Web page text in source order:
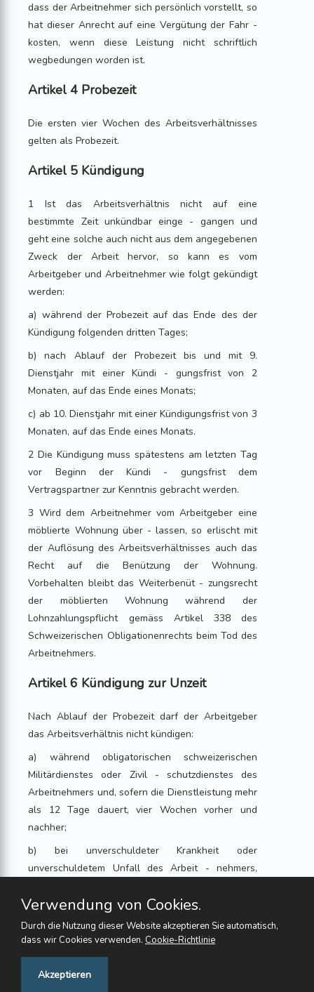
dass der Arbeitnehmer sich persönlich vorstellt, so
hat dieser Anrecht auf eine Vergütung der Fahr -
kosten, wenn diese Leistung nicht schriftlich
wegbedungen worden ist.
Artikel 4 Probezeit
Die ersten vier Wochen des Arbeitsverhältnisses
gelten als Probezeit.
Artikel 5 Kündigung
1 Ist das Arbeitsverhältnis nicht auf eine
bestimmte Zeit unkündbar einge - gangen und
geht eine solche auch nicht aus dem angegebenen
Zweck der Arbeit hervor, so kann es vom
Arbeitgeber und Arbeitnehmer wie folgt gekündigt
werden:
a) während der Probezeit auf das Ende des der
Kündigung folgenden dritten Tages;
b) nach Ablauf der Probezeit bis und mit 9.
Dienstjahr mit einer Kündi - gungsfrist von 2
Monaten, auf das Ende eines Monats;
c) ab 10. Dienstjahr mit einer Kündigungsfrist von 3
Monaten, auf das Ende eines Monats.
2 Die Kündigung muss spätestens am letzten Tag
vor Beginn der Kündi - gungsfrist dem
Vertragspartner zur Kenntnis gebracht werden.
3 Wird dem Arbeitnehmer vom Arbeitgeber eine
möblierte Wohnung über - lassen, so erlischt mit
der Auflösung des Arbeitsverhältnisses auch das
Recht auf die Benützung der Wohnung.
Vorbehalten bleibt das Weiterbenüt - zungsrecht
der möblierten Wohnung während der
Lohnzahlungspflicht gemäss Artikel 338 des
Schweizerischen Obligationenrechts beim Tod des
Arbeitnehmers.
Artikel 6 Kündigung zur Unzeit
Nach Ablauf der Probezeit darf der Arbeitgeber
das Arbeitsverhältnis nicht kündigen:
a) während obligatorischen schweizerischen
Militärdienstes oder Zivil - schutzdienstes des
Arbeitnehmers und, sofern die Dienstleistung mehr
als 12 Tage dauert, vier Wochen vorher und
nachher;
b) bei unverschuldeter Krankheit oder
unverschuldetem Unfall des Arbeit - nehmers,
Arbeitsver - 3
hältnis und während den ersten acht Wochen im
überjährigen Arbeits - verhältnis;
Verwendung von Cookies.
Durch die Nutzung dieser Website akzeptieren Sie automatisch,
dass wir Cookies verwenden. Cookie-Richtlinie
Akzeptieren